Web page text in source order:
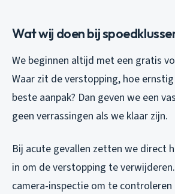
Wat wij doen bij
We beginnen altijd met een gratis
Waar zit de verstopping, hoe
beste aanpak? Dan geven we een
geen verrassingen als we klaar zijn.
Bij acute gevallen zetten we direct
in om de verstopping te
camera-inspectie om te